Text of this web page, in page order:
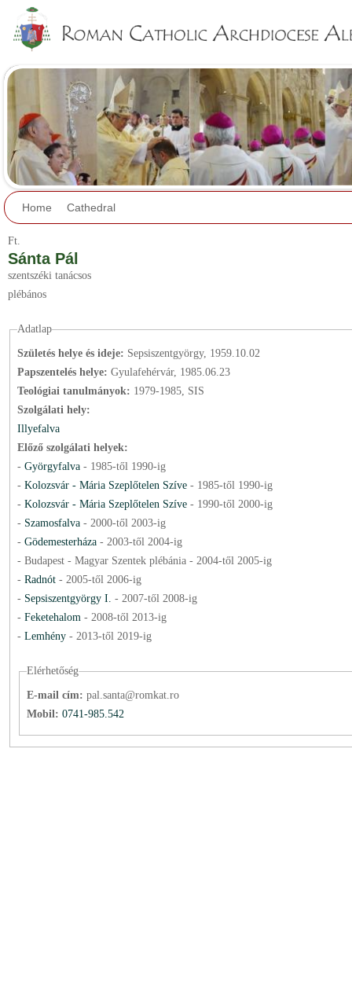
Home Cathedral
Ft.
Sánta Pál
szentszéki tanácsos
plébános
Adatlap
Születés helye és ideje: Sepsiszentgyörgy, 1959.10.02
Papszentelés helye: Gyulafehérvár, 1985.06.23
Teológiai tanulmányok: 1979-1985, SIS
Szolgálati hely:
Illyefalva
Előző szolgálati helyek:
- Györgyfalva - 1985-től 1990-ig
- Kolozsvár - Mária Szeplőtelen Szíve- 1985-től 1990-ig
- Kolozsvár - Mária Szeplőtelen Szíve- 1990-től 2000-ig
- Szamosfalva - 2000-től 2003-ig
- Gödemesterháza - 2003-től 2004-ig
- Budapest - Magyar Szentek plébánia - 2004-től 2005-ig
- Radnót - 2005-től 2006-ig
- Sepsiszentgyörgy I. - 2007-től 2008-ig
- Feketehalom - 2008-től 2013-ig
- Lemhény - 2013-től 2019-ig
Elérhetőség
E-mail cím: pal.santa@romkat.ro
Mobil: 0741-985.542